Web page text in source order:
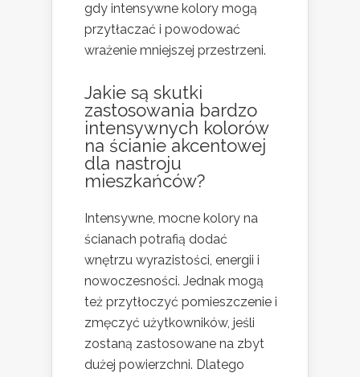
gdy intensywne kolory mogą
przytłaczać i powodować
wrażenie mniejszej przestrzeni.
Jakie są skutki
zastosowania bardzo
intensywnych kolorów
na ścianie akcentowej
dla nastroju
mieszkańców?
Intensywne, mocne kolory na
ścianach potrafią dodać
wnętrzu wyrazistości, energii i
nowoczesności. Jednak mogą
też przytłoczyć pomieszczenie i
zmęczyć użytkowników, jeśli
zostaną zastosowane na zbyt
dużej powierzchni. Dlatego